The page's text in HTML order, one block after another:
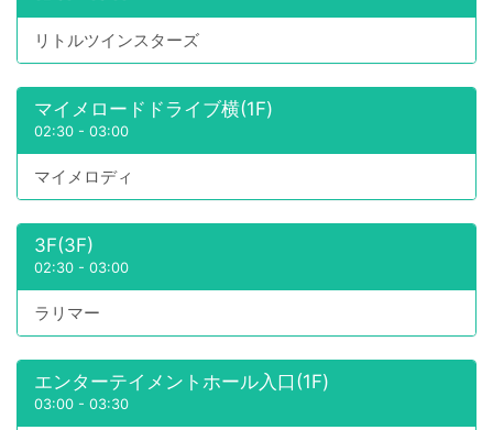
リトルツインスターズ
マイメロードドライブ横(1F)
02:30 - 03:00
マイメロディ
3F(3F)
02:30 - 03:00
ラリマー
エンターテイメントホール入口(1F)
03:00 - 03:30